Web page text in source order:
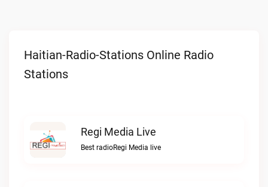
Haitian-Radio-Stations Online Radio
Stations
Regi Media Live
Best radioRegi Media live